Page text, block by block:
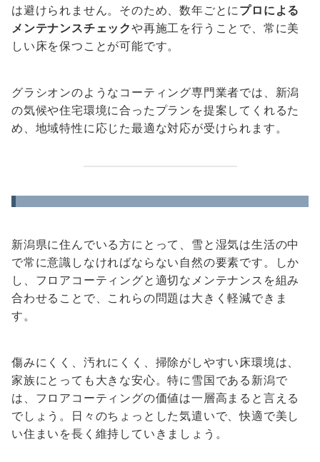
は避けられません。そのため、数年ごとにプロによる
メンテナンスチェックや再施工を行うことで、常に美
しい床を保つことが可能です。
グラシオンのようなコーティング専門業者では、新潟
の気候や住宅環境に合ったプランを提案してくれるた
め、地域特性に応じた最適な対応が受けられます。
新潟県に住んでいる方にとって、雪と湿気は生活の中
で常に意識しなければならない自然の要素です。しか
し、フロアコーティングと適切なメンテナンスを組み
合わせることで、これらの問題は大きく軽減できま
す。
傷みにくく、汚れにくく、掃除がしやすい床環境は、
家族にとっても大きな安心。特に雪国である新潟で
は、フロアコーティングの価値は一層高まると言える
でしょう。日々のちょっとした気遣いで、快適で美し
い住まいを長く維持していきましょう。